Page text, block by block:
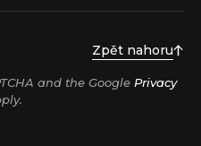
Zpět nahoru
and the Google Privacy